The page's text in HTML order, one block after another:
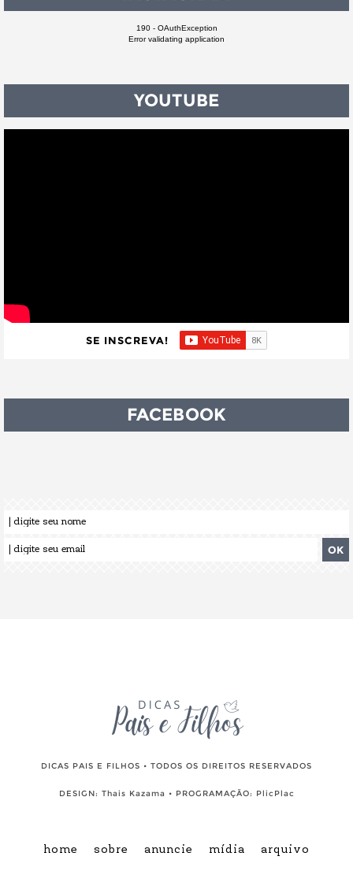
190 - OAuthException
Error validating application
YOUTUBE
SE INSCREVA!
FACEBOOK
DICAS PAIS E FILHOS • TODOS OS DIREITOS RESERVADOS
DESIGN: Thais Kazama • PROGRAMAÇÃO: PlicPlac
home sobre anuncie mídia arquivo